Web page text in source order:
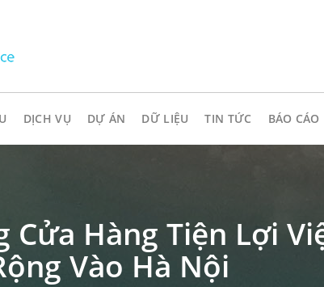
DỊCH VỤ DỰ ÁN DỮ LIỆU TIN TỨC BÁO CÁO
Cửa Hàng Tiện Lợi
Vào Hà Nội